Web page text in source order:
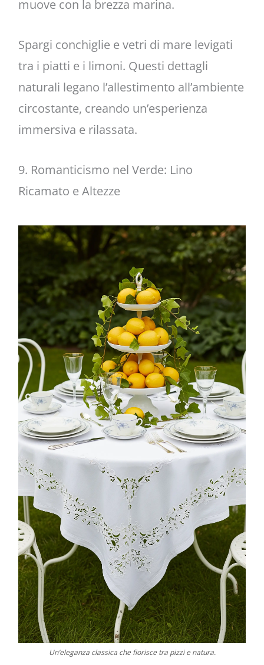
muove con la brezza marina.
Spargi conchiglie e vetri di mare levigati
tra i piatti e i limoni. Questi dettagli
naturali legano l’allestimento all’ambiente
circostante, creando un’esperienza
immersiva e rilassata.
9. Romanticismo nel Verde: Lino
Ricamato e Altezze
Un’eleganza classica che fiorisce tra pizzi e natura.